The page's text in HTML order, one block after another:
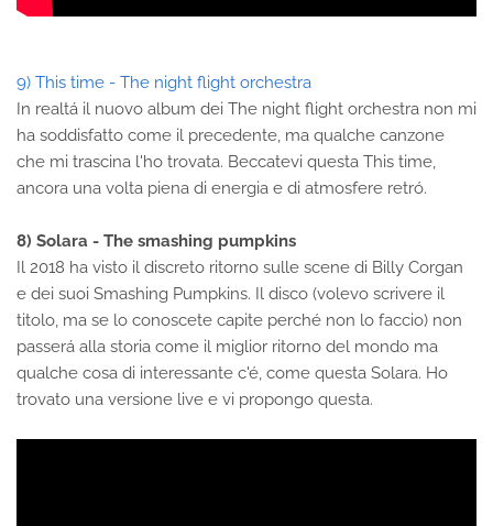
9) This time - The night flight orchestra
In realtá il nuovo album dei The night flight orchestra non mi
ha soddisfatto come il precedente, ma qualche canzone
che mi trascina l'ho trovata. Beccatevi questa This time,
ancora una volta piena di energia e di atmosfere retró.
8) Solara - The smashing pumpkins
Il 2018 ha visto il discreto ritorno sulle scene di Billy Corgan
e dei suoi Smashing Pumpkins. Il disco (volevo scrivere il
titolo, ma se lo conoscete capite perché non lo faccio) non
passerá alla storia come il miglior ritorno del mondo ma
qualche cosa di interessante c'é, come questa Solara. Ho
trovato una versione live e vi propongo questa.